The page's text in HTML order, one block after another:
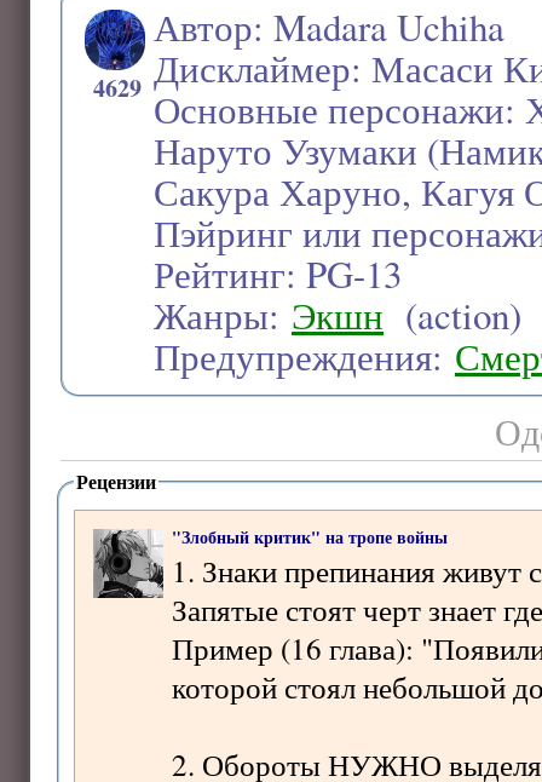
4629
Автор: Madara Uchiha
Дисклаймер: Масаси
Основные персонажи:
Наруто Узумаки
Сакура Харуно,
Пэйринг или
Рейтинг: PG-13
Жанры: Экшн (action)
Предупреждения:
Рецензии
"Злобный критик" на тропе войны
1. Знаки препинания живут
Запятые стоят черт знает
Пример (16 глава):
которой стоял небольшой
2. Обороты НУЖНО